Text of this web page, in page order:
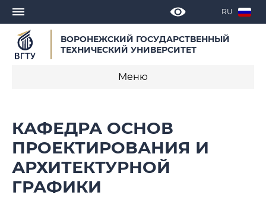
RU
ВОРОНЕЖСКИЙ ГОСУДАРСТВЕННЫЙ
ТЕХНИЧЕСКИЙ УНИВЕРСИТЕТ
Меню
Объявления
Образовательные программы
КАФЕДРА ОСНОВ
ПРОЕКТИРОВАНИЯ И
АРХИТЕКТУРНОЙ
ГРАФИКИ